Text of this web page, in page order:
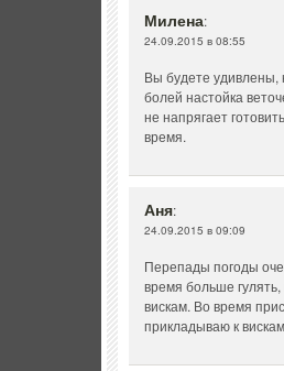
Милена:
24.09.2015 в 08:55
Вы будете удивлены,
болей настойка
не напрягает
время.
Аня:
24.09.2015 в 09:09
Перепады погоды
время больше
вискам. Во время
прикладываю к